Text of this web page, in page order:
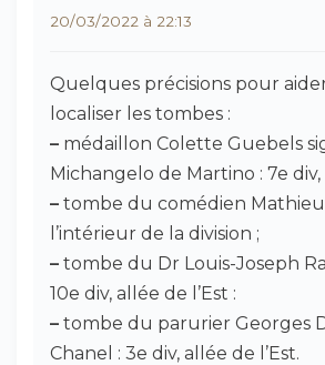
20/03/2022 à 22:13
Quelques précisions pour
localiser les tombes :
– médaillon Colette Guebels
Michangelo de Martino : 7e
– tombe du comédien Mathieu
l’intérieur de la division ;
– tombe du Dr Louis-Joseph
10e div, allée de l’Est :
– tombe du parurier Georges
Chanel : 3e div, allée de l’Est.